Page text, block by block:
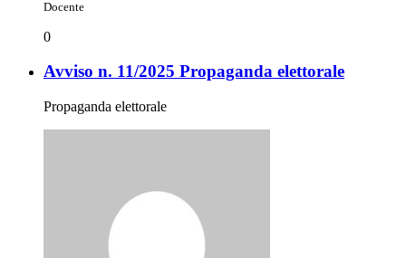
Docente
0
Avviso n. 11/2025 Propaganda elettorale
Propaganda elettorale